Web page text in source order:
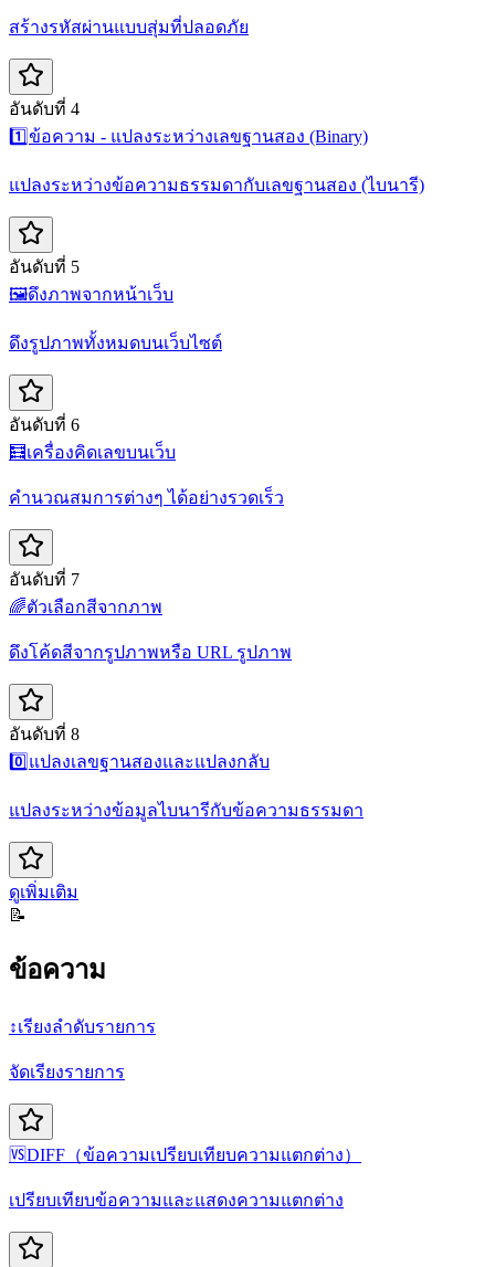
สร้างรหัสผ่านแบบสุ่มที่ปลอดภัย
อันดับที่ 4
1️⃣ข้อความ - แปลงระหว่างเลขฐานสอง (Binary)
แปลงระหว่างข้อความธรรมดากับเลขฐานสอง (ไบนารี)
อันดับที่ 5
🖼️ดึงภาพจากหน้าเว็บ
ดึงรูปภาพทั้งหมดบนเว็บไซต์
อันดับที่ 6
🧮เครื่องคิดเลขบนเว็บ
คำนวณสมการต่างๆ ได้อย่างรวดเร็ว
อันดับที่ 7
🌈ตัวเลือกสีจากภาพ
ดึงโค้ดสีจากรูปภาพหรือ URL รูปภาพ
อันดับที่ 8
0️⃣ แปลงเลขฐานสองและแปลงกลับ
แปลงระหว่างข้อมูลไบนารีกับข้อความธรรมดา
ดูเพิ่มเติม
📝
ข้อความ
↕️เรียงลำดับรายการ
จัดเรียงรายการ
🆚DIFF（ข้อความเปรียบเทียบความแตกต่าง）
เปรียบเทียบข้อความและแสดงความแตกต่าง